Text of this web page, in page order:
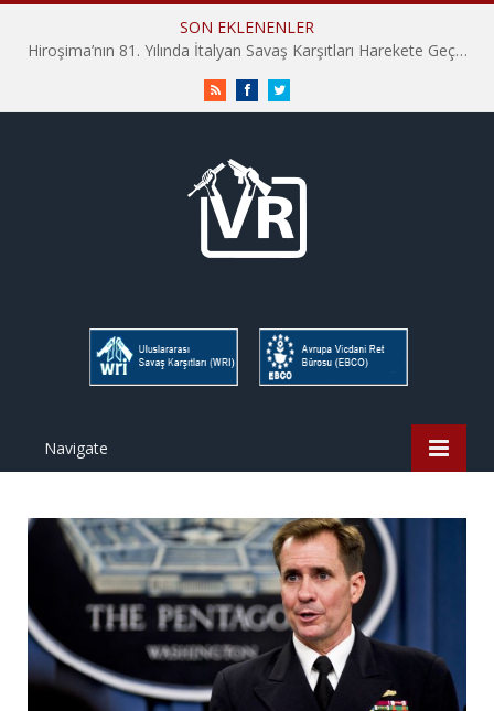
SON EKLENENLER
Hiroşima’nın 81. Yılında İtalyan Savaş Karşıtları Harekete Geçti: “Hatırlamak yeterli değil”
RSS FacebookTwitter
Navigate